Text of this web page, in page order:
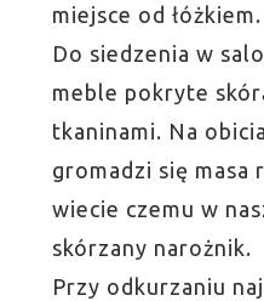
miejsce od łóżkiem.
Do siedzenia w
meble pokryte
tkaninami. Na
gromadzi się
wiecie czemu w
skórzany narożnik.
Przy odkurzaniu